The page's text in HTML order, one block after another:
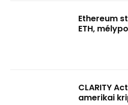
Ethereum
ETH,
CLARITY
amerikai